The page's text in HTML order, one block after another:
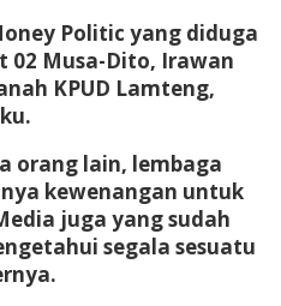
Politic yang diduga
02 Musa-Dito, Irawan
KPUD Lamteng,
orang lain, lembaga
kewenangan untuk
juga yang sudah
segala sesuatu